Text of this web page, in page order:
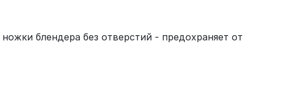
блендера без отверстий - предохраняет от